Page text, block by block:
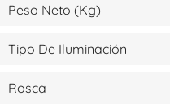
Peso Neto (kg)
Tipo De Iluminación
Rosca